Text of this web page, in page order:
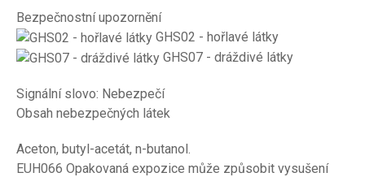
Bezpečnostní upozornění
GHS02 - hořlavé látky
GHS07 - dráždivé látky
Signální slovo: Nebezpečí
Obsah nebezpečných látek
Aceton, butyl-acetát, n-butanol.
EUH066 Opakovaná expozice může způsobit vysušení